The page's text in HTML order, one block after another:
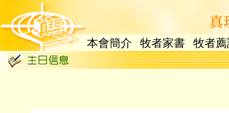
本會簡介 牧者家書 牧者